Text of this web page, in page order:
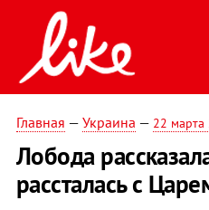
Главная — Украина — 22 марта
Лобода
рассталась с